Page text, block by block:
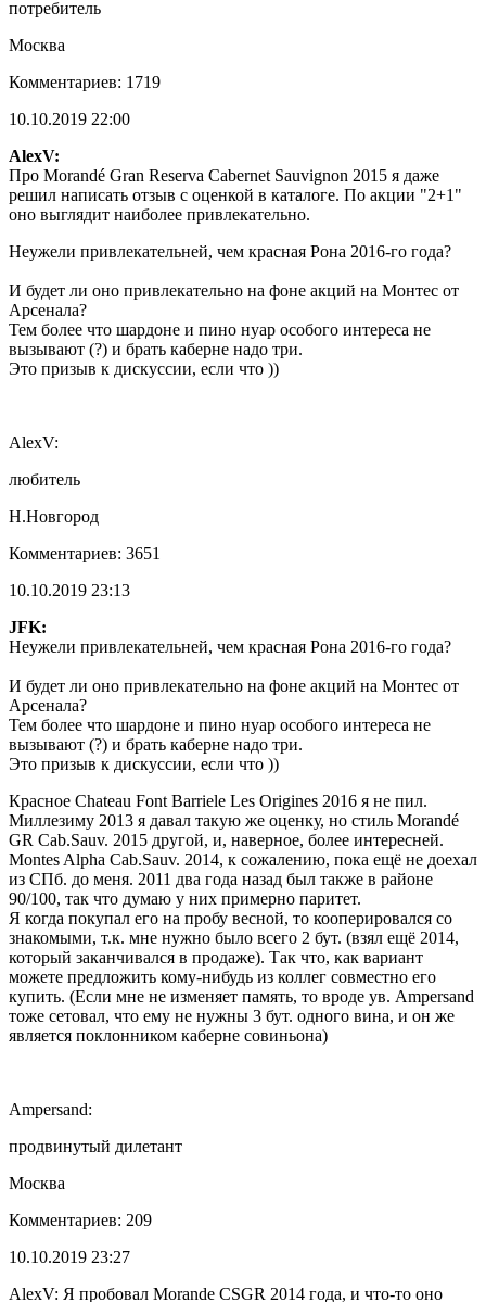
потребитель
Москва
Комментариев: 1719
10.10.2019 22:00
AlexV:
Про Morandé Gran Reserva Cabernet Sauvignon 2015 я даже
решил написать отзыв с оценкой в каталоге. По акции "2+1"
оно выглядит наиболее привлекательно.
Неужели привлекательней, чем красная Рона 2016-го года?
И будет ли оно привлекательно на фоне акций на Монтес от
Арсенала?
Тем более что шардоне и пино нуар особого интереса не
вызывают (?) и брать каберне надо три.
Это призыв к дискуссии, если что ))
AlexV:
любитель
Н.Новгород
Комментариев: 3651
10.10.2019 23:13
JFK:
Неужели привлекательней, чем красная Рона 2016-го года?
И будет ли оно привлекательно на фоне акций на Монтес от
Арсенала?
Тем более что шардоне и пино нуар особого интереса не
вызывают (?) и брать каберне надо три.
Это призыв к дискуссии, если что ))
Красное Chateau Font Barriele Les Origines 2016 я не пил.
Миллезиму 2013 я давал такую же оценку, но стиль Morandé
GR Cab.Sauv. 2015 другой, и, наверное, более интересней.
Montes Alpha Cab.Sauv. 2014, к сожалению, пока ещё не доехал
из СПб. до меня. 2011 два года назад был также в районе
90/100, так что думаю у них примерно паритет.
Я когда покупал его на пробу весной, то кооперировался со
знакомыми, т.к. мне нужно было всего 2 бут. (взял ещё 2014,
который заканчивался в продаже). Так что, как вариант
можете предложить кому-нибудь из коллег совместно его
купить. (Если мне не изменяет память, то вроде ув. Ampersand
тоже сетовал, что ему не нужны 3 бут. одного вина, и он же
является поклонником каберне совиньона)
Ampersand:
продвинутый дилетант
Москва
Комментариев: 209
10.10.2019 23:27
AlexV: Я пробовал Morande CSGR 2014 года, и что-то оно